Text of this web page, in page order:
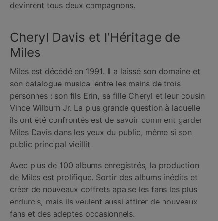
devinrent tous deux compagnons.
Cheryl Davis et l'Héritage de
Miles
Miles est décédé en 1991. Il a laissé son domaine et
son catalogue musical entre les mains de trois
personnes : son fils Erin, sa fille Cheryl et leur cousin
Vince Wilburn Jr. La plus grande question à laquelle
ils ont été confrontés est de savoir comment garder
Miles Davis dans les yeux du public, même si son
public principal vieillit.
Avec plus de 100 albums enregistrés, la production
de Miles est prolifique. Sortir des albums inédits et
créer de nouveaux coffrets apaise les fans les plus
endurcis, mais ils veulent aussi attirer de nouveaux
fans et des adeptes occasionnels.